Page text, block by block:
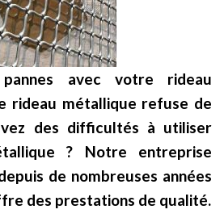
avec votre rideau
rideau métallique refuse de
des difficultés à utiliser
? Notre entreprise
de nombreuses années
des prestations de qualité.